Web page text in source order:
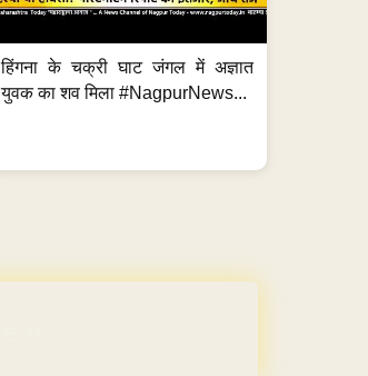
हिंगना के चक्री घाट जंगल में अज्ञात
युवक का शव मिला #NagpurNews...